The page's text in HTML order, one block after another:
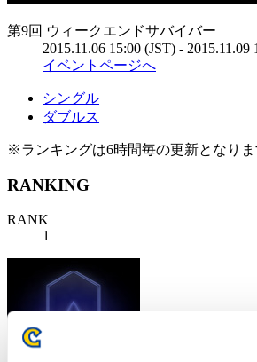
第9回 ウィークエンドサバイバー
2015.11.06 15:00 (JST) - 2015.11.09
イベントページへ
シングル
ダブルス
※ランキングは6時間毎の更新となりま
RANKING
RANK
1